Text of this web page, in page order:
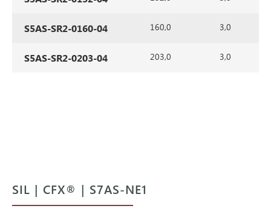
S5AS-SR2-0160-04 160,0 3,0
S5AS-SR2-0203-04 203,0 3,0
SIL | CFX® | S7AS-NE1